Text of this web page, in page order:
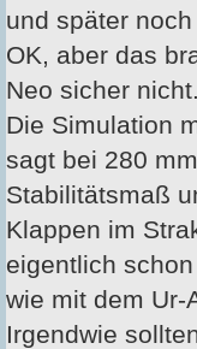
und später
OK, aber das
Neo sicher nicht.
Die Simulation
sagt bei 280
Stabilitätsmaß
Klappen im
eigentlich
wie mit dem Ur-
Irgendwie